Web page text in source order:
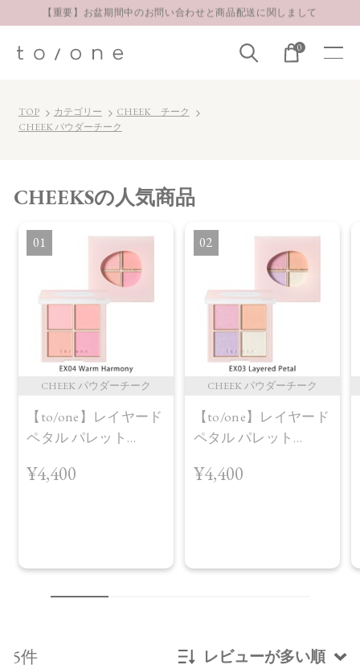
【重要】お盆期間中のお問い合わせと商品配送に関しまして
LINE お友達登録 500円OFFクーポンプレゼント
お得な定期購入コースはこちら
0
TOP カテゴリー
CHEEK チーク
CHEEK パウダーチーク
CHEEKSの人気商品
1
CHEEK パウダーチーク
【to/one】レイヤード
ペタル パレット
AW Collection＞EX04
¥4,400
2
CHEEK パウダーチーク
【to/one】レイヤード
ペタル パレット
AW Collection＞EX03
¥4,400
5件 レビューが多い順